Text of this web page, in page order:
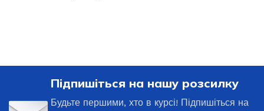
Підпишіться на нашу розсилку
Будьте першими, хто в курсі! Підпишіться на